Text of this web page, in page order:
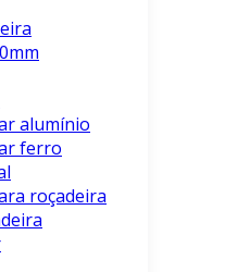
alumínio
ferro
roçadeira